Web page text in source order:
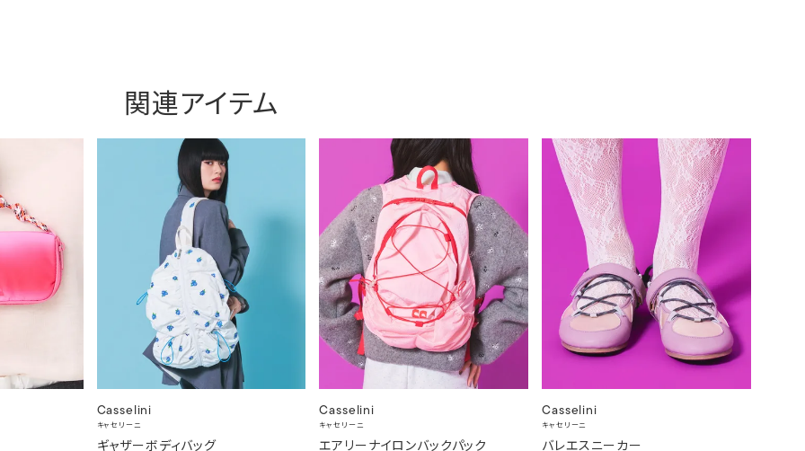
関連アイテム
Casselini
キャセリーニ
ギャザーボディバッグ
Casselini
キャセリーニ
エアリーナイロンバックパック
Casselini
キャセリーニ
バレエスニーカー